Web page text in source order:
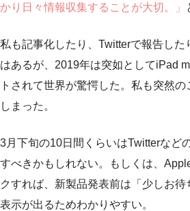
かり日々情報収集することが大切。」
私も記事化したり、Twitterで報告し
はあるが、2019年は突如としてiPad
トされて世界が驚愕した。私も突然
しまった。
3月下旬の10日間くらいはTwitterなど
すべきかもしれない。もしくは、
クすれば、新製品発表前は「少しお
表示が出るためわかりやすい。